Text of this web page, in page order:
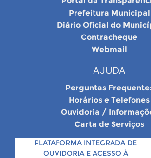
Prefeitura Municipal
Diário Oficial do
Contracheque
Webmail
AJUDA
Perguntas
Horários e Telefones
Ouvidoria /
Carta de Serviços
PLATAFORMA INTEGRADA DE
OUVIDORIA E ACESSO À